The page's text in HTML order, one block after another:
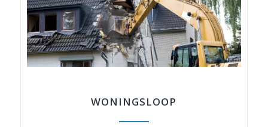
WONINGSLOOP